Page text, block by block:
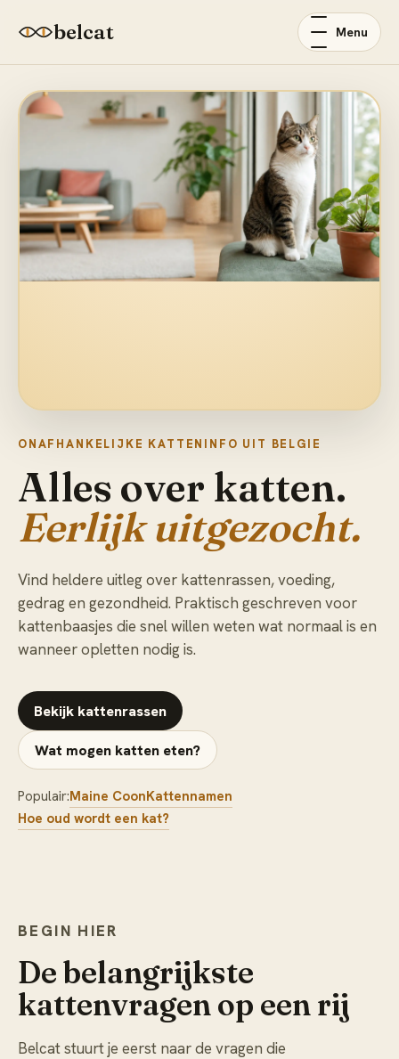
belcat Menu
ONAFHANKELIJKE KATTENINFO UIT BELGIE
Alles over katten.
Eerlijk uitgezocht.
Vind heldere uitleg over kattenrassen, voeding,
gedrag en gezondheid. Praktisch geschreven voor
kattenbaasjes die snel willen weten wat normaal is en
wanneer opletten nodig is.
Bekijk kattenrassen
Wat mogen katten eten?
Populair:Maine CoonKattennamen
Hoe oud wordt een kat?
BEGIN HIER
De belangrijkste
kattenvragen op een rij
Belcat stuurt je eerst naar de vragen die